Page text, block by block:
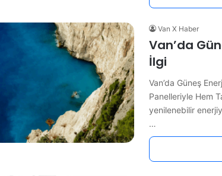
Van X Haber
Van’da
İlgi
Van’da Güneş
Panelleriyle Hem
yenilenebilir
…